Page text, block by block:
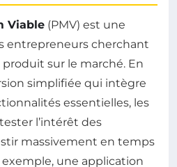
Viable (PMV) est une
entrepreneurs cherchant
produit sur le marché. En
simplifiée qui intègre
essentielles, les
l’intérêt des
massivement en temps
exemple, une application